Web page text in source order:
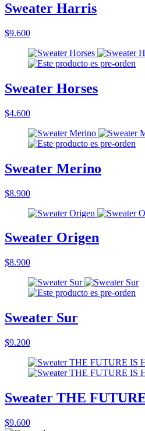
Sweater Harris
$9.600
Sweater Horses
$4.600
Sweater Merino
$8.900
Sweater Origen
$8.900
Sweater Sur
$9.200
Sweater THE
$9.600